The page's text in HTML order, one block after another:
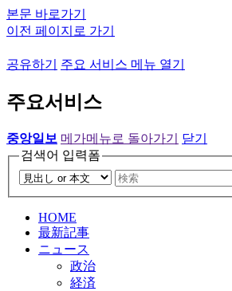
본문 바로가기
이전 페이지로 가기
공유하기 주요 서비스 메뉴 열기
주요서비스
중앙일보 메가메뉴로 돌아가기
닫기
검색어 입력폼
HOME
最新記事
ニュース
政治
経済